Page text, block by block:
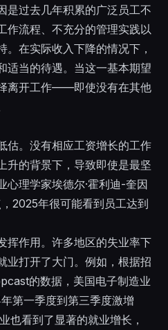
是过去几年积累的广泛员工不
作流程、不充分的管理实践以
。在实际收入下降的情况下，
适当的待遇。当这一基本期望
离开工作——即使没有在其他
估。没有相应工资增长的工作
升的背景下，导致即使是最坚
心理学家埃德尔·霍利迪-奎因
2025年很可能看到员工达到
挥作用。许多地区的失业率下
业打开了大门。例如，根据招
的数据，美国电子制造业
第一季度到第三季度激增
也看到了显著的就业增长，